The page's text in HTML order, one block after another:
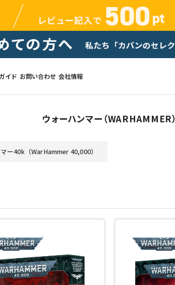
イド お問い合わせ 会社情報
ウォーハンマー（WARHAMMER）
ー40k（WarHammer 40,000）